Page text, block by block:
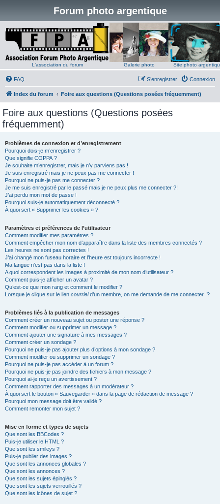
Forum photo argentique
L'association du forum Galerie photo Site photo
FAQ Connexion
S’enregistrer
Index du forum Foire aux questions (Questions posées fréquemment)
Foire aux questions (Questions posées
fréquemment)
Problèmes de connexion et d’enregistrement
Pourquoi dois-je m’enregistrer ?
Que signifie COPPA ?
Je souhaite m’enregistrer, mais je n’y parviens pas !
Je suis enregistré mais je ne peux pas me connecter !
Pourquoi ne puis-je pas me connecter ?
Je me suis enregistré par le passé mais je ne peux plus me connecter ?!
J’ai perdu mon mot de passe !
Pourquoi suis-je automatiquement déconnecté ?
À quoi sert « Supprimer les cookies » ?
Paramètres et préférences de l’utilisateur
Comment modifier mes paramètres ?
Comment empêcher mon nom d’apparaître dans la liste des membres connectés ?
Les heures ne sont pas correctes !
J’ai changé mon fuseau horaire et l’heure est toujours incorrecte !
Ma langue n’est pas dans la liste !
A quoi correspondent les images à proximité de mon nom d’utilisateur ?
Comment puis-je afficher un avatar ?
Qu’est-ce que mon rang et comment le modifier ?
Lorsque je clique sur le lien courrield’un membre, on me demande de me connecter !?
Problèmes liés à la publication de messages
Comment créer un nouveau sujet ou poster une réponse ?
Comment modifier ou supprimer un message ?
Comment ajouter une signature à mes messages ?
Comment créer un sondage ?
Pourquoi ne puis-je pas ajouter plus d’options à mon sondage ?
Comment modifier ou supprimer un sondage ?
Pourquoi ne puis-je pas accéder à un forum ?
Pourquoi ne puis-je pas joindre des fichiers à mon message ?
Pourquoi ai-je reçu un avertissement ?
Comment rapporter des messages à un modérateur ?
À quoi sert le bouton « Sauvegarder » dans la page de rédaction de message ?
Pourquoi mon message doit être validé ?
Comment remonter mon sujet ?
Mise en forme et types de sujets
Que sont les BBCodes ?
Puis-je utiliser le HTML ?
Que sont les smileys ?
Puis-je publier des images ?
Que sont les annonces globales ?
Que sont les annonces ?
Que sont les sujets épinglés ?
Que sont les sujets verrouillés ?
Que sont les icônes de sujet ?